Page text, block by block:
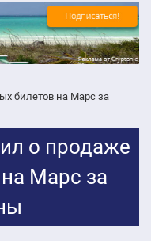
билетов на Марс за
о продаже
Марс за